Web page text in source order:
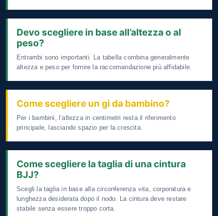
Devo scegliere in base all’altezza o al
peso?
Entrambi sono importanti. La tabella combina generalmente
altezza e peso per fornire la raccomandazione più affidabile.
Come scegliere un gi da bambino?
Per i bambini, l’altezza in centimetri resta il riferimento
principale, lasciando spazio per la crescita.
Come scegliere la taglia di una cintura
BJJ?
Scegli la taglia in base alla circonferenza vita, corporatura e
lunghezza desiderata dopo il nodo. La cintura deve restare
stabile senza essere troppo corta.